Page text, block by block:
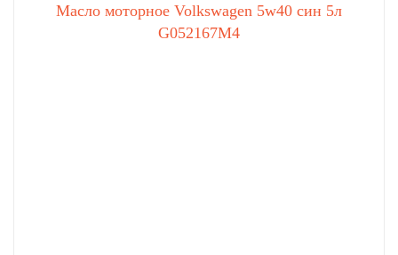
Масло моторное Volkswagen 5w40 син 5л
G052167M4